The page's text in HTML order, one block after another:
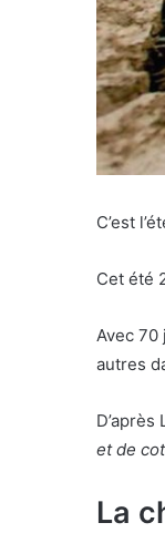
C’est
Cet été
Avec 70
autres
et de
La